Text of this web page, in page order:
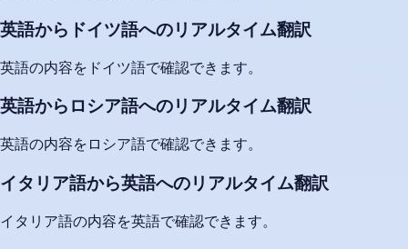
英語からドイツ語へのリアルタイム翻訳
英語の内容をドイツ語で確認できます。
英語からロシア語へのリアルタイム翻訳
英語の内容をロシア語で確認できます。
イタリア語から英語へのリアルタイム翻訳
イタリア語の内容を英語で確認できます。